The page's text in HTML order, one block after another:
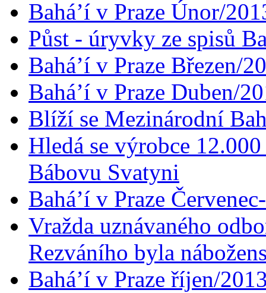
Bahá’í v Praze Únor/
Půst - úryvky ze spisů
Bahá’í v Praze Březen/
Bahá’í v Praze Duben/
Blíží se Mezinárodní
Hledá se výrobce
Bábovu Svatyni
Bahá’í v Praze
Vražda uznávaného
Rezváního byla
Bahá’í v Praze říjen/